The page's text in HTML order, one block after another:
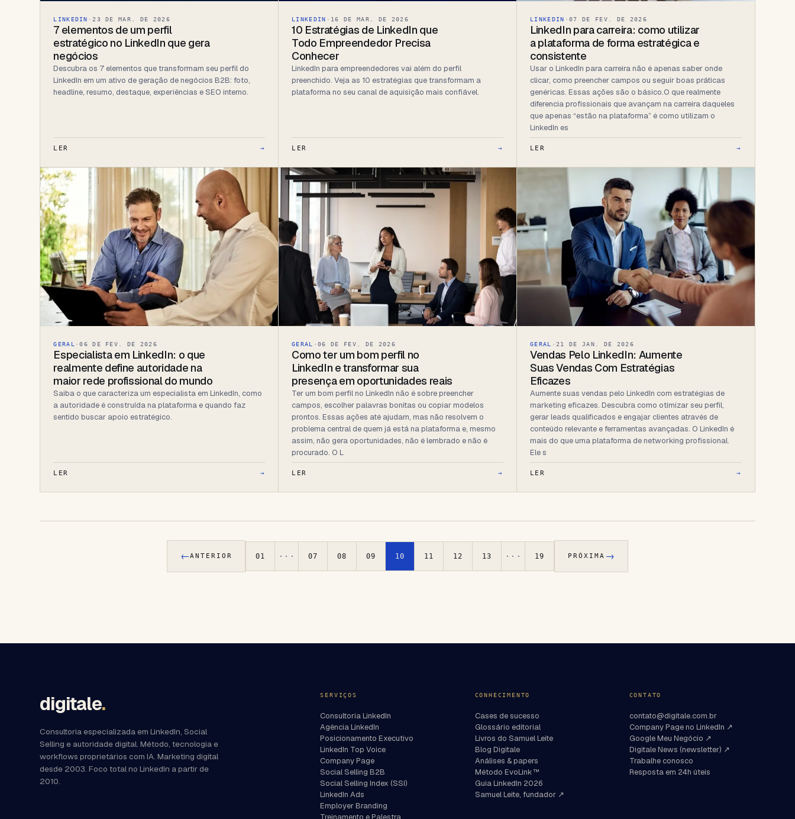
LINKEDIN ·23 DE MAR. DE 2026
7 elementos de um perfil
estratégico no LinkedIn que gera
negócios
Descubra os 7 elementos que transformam seu perfil do
LinkedIn em um ativo de geração de negócios B2B: foto,
headline, resumo, destaque, experiências e SEO interno.
LER →
LINKEDIN · 16 DE MAR. DE 2026
10 Estratégias de LinkedIn que
Todo Empreendedor Precisa
Conhecer
LinkedIn para empreendedores vai além do perfil
preenchido. Veja as 10 estratégias que transformam a
plataforma no seu canal de aquisição mais confiável.
LER →
LINKEDIN · 07 DE FEV. DE 2026
LinkedIn para carreira: como utilizar
a plataforma de forma estratégica e
consistente
Usar o LinkedIn para carreira não é apenas saber onde
clicar, como preencher campos ou seguir boas práticas
genéricas. Essas ações são o básico.O que realmente
diferencia profissionais que avançam na carreira daqueles
que apenas “estão na plataforma” é como utilizam o
LinkedIn es
LER →
GERAL ·06 DE FEV. DE 2026
Especialista em LinkedIn: o que
realmente define autoridade na
maior rede profissional do mundo
Saiba o que caracteriza um especialista em LinkedIn, como
a autoridade é construída na plataforma e quando faz
sentido buscar apoio estratégico.
LER →
GERAL ·06 DE FEV. DE 2026
Como ter um bom perfil no
LinkedIn e transformar sua
presença em oportunidades reais
Ter um bom perfil no LinkedIn não é sobre preencher
campos, escolher palavras bonitas ou copiar modelos
prontos. Essas ações até ajudam, mas não resolvem o
problema central de quem já está na plataforma e, mesmo
assim, não gera oportunidades, não é lembrado e não é
procurado. O L
LER →
GERAL · 21 DE JAN. DE 2026
Vendas Pelo LinkedIn: Aumente
Suas Vendas Com Estratégias
Eficazes
Aumente suas vendas pelo LinkedIn com estratégias de
marketing eficazes. Descubra como otimizar seu perfil,
gerar leads qualificados e engajar clientes através de
conteúdo relevante e ferramentas avançadas. O LinkedIn é
mais do que uma plataforma de networking profissional.
Ele s
LER →
←ANTERIOR 01 ··· 07 08 09 10 11 12 13 ··· 19 PRÓXIMA →
digitale.
Consultoria especializada em LinkedIn, Social
Selling e autoridade digital. Método, tecnologia e
workflows proprietários com IA. Marketing digital
desde 2003. Foco total no LinkedIn a partir de
2010.
SERVIÇOS
Consultoria LinkedIn
Agência LinkedIn
Posicionamento Executivo
LinkedIn Top Voice
Company Page
Social Selling B2B
Social Selling Index (SSI)
LinkedIn Ads
Employer Branding
Treinamento e Palestra
CONHECIMENTO
Cases de sucesso
Glossário editorial
Livros do Samuel Leite
Blog Digitale
Análises & papers
Método EvoLink™
Guia LinkedIn 2026
Samuel Leite, fundador ↗
CONTATO
contato@digitale.com.br
Company Page no LinkedIn ↗
Google Meu Negócio ↗
Digitale News (newsletter) ↗
Trabalhe conosco
Resposta em 24h úteis